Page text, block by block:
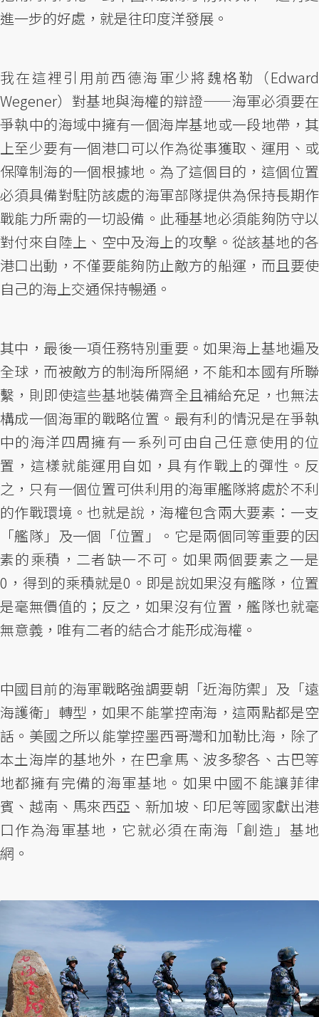
進一步的好處，就是往印度洋發展。
我在這裡引用前西德海軍少將魏格勒（Edward
Wegener）對基地與海權的辯證——海軍必須要在
爭執中的海域中擁有一個海岸基地或一段地帶，其
上至少要有一個港口可以作為從事獲取、運用、或
保障制海的一個根據地。為了這個目的，這個位置
必須具備對駐防該處的海軍部隊提供為保持長期作
戰能力所需的一切設備。此種基地必須能夠防守以
對付來自陸上、空中及海上的攻擊。從該基地的各
港口出動，不僅要能夠防止敵方的船運，而且要使
自己的海上交通保持暢通。
其中，最後一項任務特別重要。如果海上基地遍及
全球，而被敵方的制海所隔絕，不能和本國有所聯
繫，則即使這些基地裝備齊全且補給充足，也無法
構成一個海軍的戰略位置。最有利的情況是在爭執
中的海洋四周擁有一系列可由自己任意使用的位
置，這樣就能運用自如，具有作戰上的彈性。反
之，只有一個位置可供利用的海軍艦隊將處於不利
的作戰環境。也就是說，海權包含兩大要素：一支
「艦隊」及一個「位置」。它是兩個同等重要的因
素的乘積，二者缺一不可。如果兩個要素之一是
0，得到的乘積就是0。即是說如果沒有艦隊，位置
是毫無價值的；反之，如果沒有位置，艦隊也就毫
無意義，唯有二者的結合才能形成海權。
中國目前的海軍戰略強調要朝「近海防禦」及「遠
海護衛」轉型，如果不能掌控南海，這兩點都是空
話。美國之所以能掌控墨西哥灣和加勒比海，除了
本土海岸的基地外，在巴拿馬、波多黎各、古巴等
地都擁有完備的海軍基地。如果中國不能讓菲律
賓、越南、馬來西亞、新加坡、印尼等國家獻出港
口作為海軍基地，它就必須在南海「創造」基地
網。